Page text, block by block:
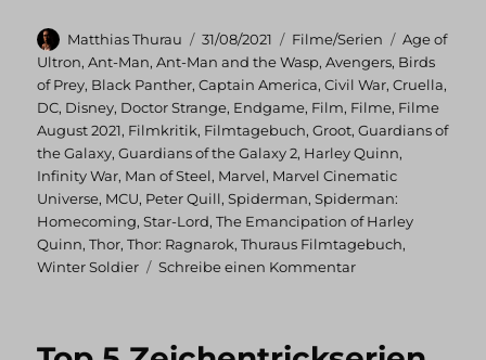
Autor
Matthias Thurau
Veröffentlicht
am
31/08/2021 Kategorien
Filme/Serien
Age of
Ultron,Ant-Man,Ant-Man and the Wasp,Avengers, Birds
of Prey, Black Panther,Captain America,Civil War,Cruella,
DC, Disney, Doctor Strange, Endgame, Film, Filme, Filme
August 2021, Filmkritik, Filmtagebuch,Groot,Guardians of
the Galaxy,Guardians of the Galaxy 2, Harley Quinn,
Infinity War, Man of Steel, Marvel, Marvel Cinematic
Universe, MCU, Peter Quill,Spiderman,Spiderman:
Homecoming,Star-Lord,The Emancipation of Harley
Quinn,Thor,Thor: Ragnarok,Thuraus Filmtagebuch,
Winter Soldier
Schreibe einen Kommentarzu
2021